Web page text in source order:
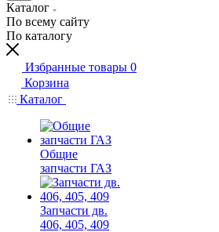
Каталог
По всему сайту
По каталогу
Избранные товары 0
Корзина
Каталог
Общие
запчасти ГАЗ
Запчасти дв.
406, 405, 409